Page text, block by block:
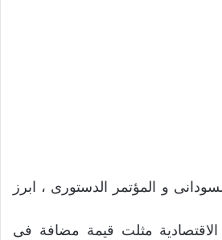
و المؤتمر الدستورى ، ابرز
الاقتصادية مثلت قيمة مضافة فى